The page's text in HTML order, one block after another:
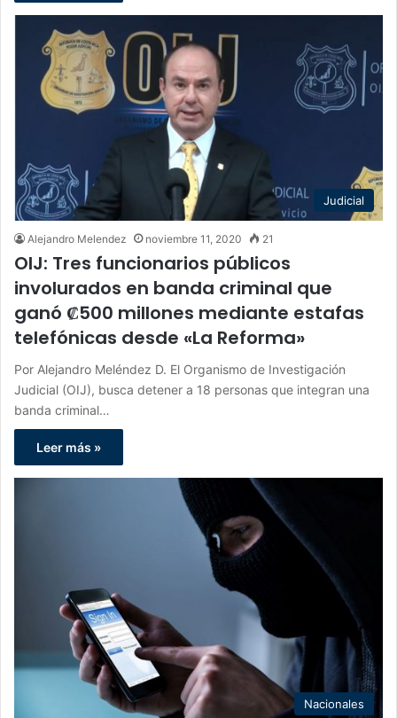
Judicial
Alejandro Melendez noviembre 11, 2020 21
OIJ: Tres funcionarios públicos
involurados en banda criminal que
ganó ₡500 millones mediante estafas
telefónicas desde «La Reforma»
Por Alejandro Meléndez D. El Organismo de Investigación
Judicial (OIJ), busca detener a 18 personas que integran una
banda criminal…
Leer más »
Nacionales